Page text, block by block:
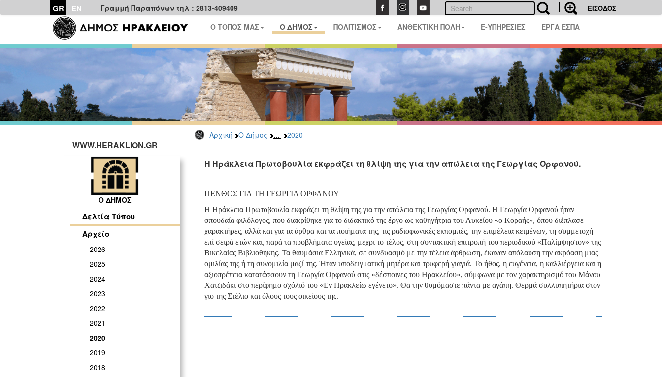
GR EN Γραμμή Παραπόνων τηλ : 2813-409409 ΕΙΣΟΔΟΣ
Ο ΤΟΠΟΣ ΜΑΣ Ο ΔΗΜΟΣ ΠΟΛΙΤΙΣΜΟΣ ΑΝΘΕΚΤΙΚΗ ΠΟΛΗ E-ΥΠΗΡΕΣΙΕΣ ΕΡΓΑ ΕΣΠΑ
Αρχική Ο Δήμος ... 2020
WWW.HERAKLION.GR
Ο ΔΗΜΟΣ
Δελτία Τύπου
Αρχείο
2026
2025
2024
2023
2022
2021
2020
2019
2018
Η Ηράκλεια Πρωτοβουλία εκφράζει τη θλίψη της για την απώλεια της Γεωργίας Ορφανού.
ΠΕΝΘΟΣ ΓΙΑ ΤΗ ΓΕΩΡΓΙΑ ΟΡΦΑΝΟΥ
Η Ηράκλεια Πρωτοβουλία εκφράζει τη θλίψη της για την απώλεια της Γεωργίας Ορφανού. Η Γεωργία Ορφανού ήταν
σπουδαία φιλόλογος, που διακρίθηκε για το διδακτικό της έργο ως καθηγήτρια του Λυκείου «ο Κοραής», όπου διέπλασε
χαρακτήρες, αλλά και για τα άρθρα και τα ποιήματά της, τις ραδιοφωνικές εκπομπές, την επιμέλεια κειμένων, τη συμμετοχή
επί σειρά ετών και, παρά τα προβλήματα υγείας, μέχρι το τέλος, στη συντακτική επιτροπή του περιοδικού «Παλίμψηστον» της
Βικελαίας Βιβλιοθήκης. Τα θαυμάσια Ελληνικά, σε συνδυασμό με την τέλεια άρθρωση, έκαναν απόλαυση την ακρόαση μιας
ομιλίας της ή τη συνομιλία μαζί της. Ήταν υποδειγματική μητέρα και τρυφερή γιαγιά. Το ήθος, η ευγένεια, η καλλιέργεια και η
αξιοπρέπεια κατατάσσουν τη Γεωργία Ορφανού στις «δέσποινες του Ηρακλείου», σύμφωνα με τον χαρακτηρισμό του Μάνου
Χατζιδάκι στο περίφημο σχόλιό του «Εν Ηρακλείω εγένετο». Θα την θυμόμαστε πάντα με αγάπη. Θερμά συλλυπητήρια στον
γιο της Στέλιο και όλους τους οικείους της.